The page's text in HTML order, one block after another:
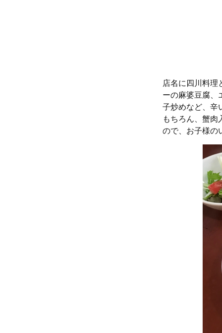
店名に四川料
ーの麻婆豆腐、
子炒めなど、辛
もちろん、蟹
ので、お子様の